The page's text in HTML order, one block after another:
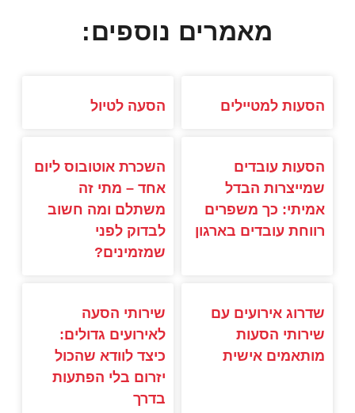
מאמרים נוספים:
הסעות למטיילים הסעה לטיול
הסעות עובדים
שמייצרות הבדל
אמיתי: כך משפרים
רווחת עובדים בארגון
השכרת אוטובוס ליום
אחד – מתי זה
משתלם ומה חשוב
לבדוק לפני
שמזמינים?
שדרוג אירועים עם
שירותי הסעות
מותאמים אישית
שירותי הסעה
לאירועים גדולים:
כיצד לוודא שהכול
יזרום בלי הפתעות
בדרך